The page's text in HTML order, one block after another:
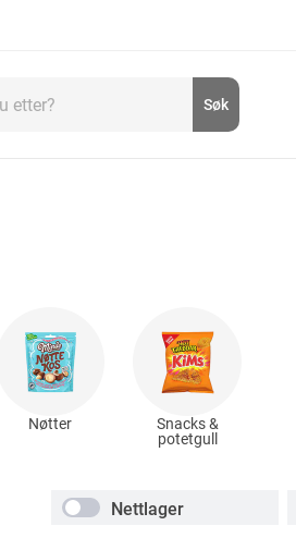
Søk
Nøtter
Snacks &
potetgull
Nettlager